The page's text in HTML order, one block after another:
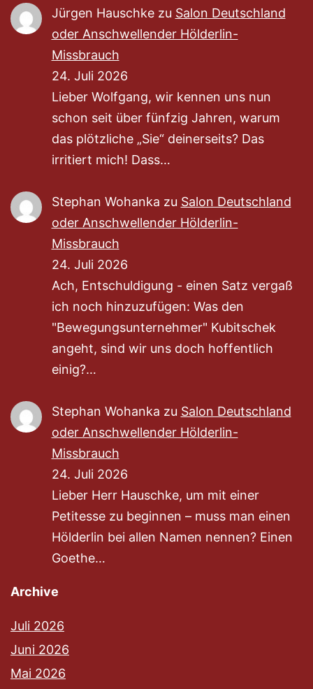
Jürgen Hauschkezu Salon Deutschland
oder Anschwellender Hölderlin-
Missbrauch
24. Juli 2026
Lieber Wolfgang, wir kennen uns nun
schon seit über fünfzig Jahren, warum
das plötzliche „Sie“ deinerseits? Das
irritiert mich! Dass…
Stephan Wohanka zu Salon Deutschland
oder Anschwellender Hölderlin-
Missbrauch
24. Juli 2026
Ach, Entschuldigung - einen Satz vergaß
ich noch hinzuzufügen: Was den
"Bewegungsunternehmer" Kubitschek
angeht, sind wir uns doch hoffentlich
einig?…
Stephan Wohanka zu Salon Deutschland
oder Anschwellender Hölderlin-
Missbrauch
24. Juli 2026
Lieber Herr Hauschke, um mit einer
Petitesse zu beginnen – muss man einen
Hölderlin bei allen Namen nennen? Einen
Goethe…
Archive
Juli 2026
Juni 2026
Mai 2026